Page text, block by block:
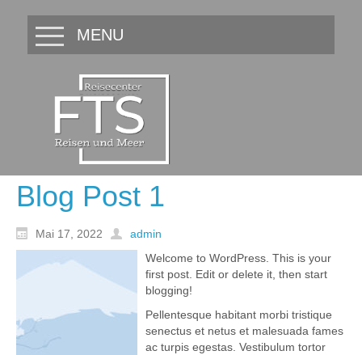
MENU
Blog Post 1
Mai 17, 2022
admin
Welcome to WordPress. This is your
first post. Edit or delete it, then start
blogging!
Pellentesque habitant morbi tristique
senectus et netus et malesuada fames
ac turpis egestas. Vestibulum tortor